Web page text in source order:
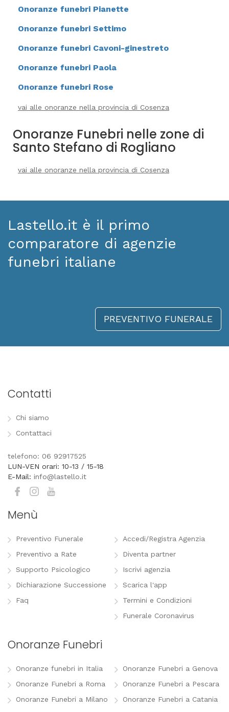
Onoranze funebri Pianette
Onoranze funebri Settimo
Onoranze funebri Cavoni-ginestreto
Onoranze funebri Paola
Onoranze funebri Rose
vai alle onoranze nella provincia di Cosenza
Onoranze Funebri nelle zone di
Santo Stefano di Rogliano
vai alle onoranze nella provincia di Cosenza
Lastello.it è il primo
comparatore di agenzie
funebri italiane
PREVENTIVO FUNERALE
Contatti
Chi siamo
Contattaci
telefono: 06 92917525
LUN-VEN orari: 10-13 / 15-18
E-Mail: info@lastello.it
Menù
Preventivo Funerale
Preventivo a Rate
Supporto Psicologico
Dichiarazione Successione
Faq
Accedi/Registra Agenzia
Diventa partner
Iscrivi agenzia
Scarica l'app
Termini e Condizioni
Funerale Coronavirus
Onoranze Funebri
Onoranze funebri in Italia
Onoranze Funebri a Roma
Onoranze Funebri a Milano
Onoranze Funebri a Genova
Onoranze Funebri a Pescara
Onoranze Funebri a Catania